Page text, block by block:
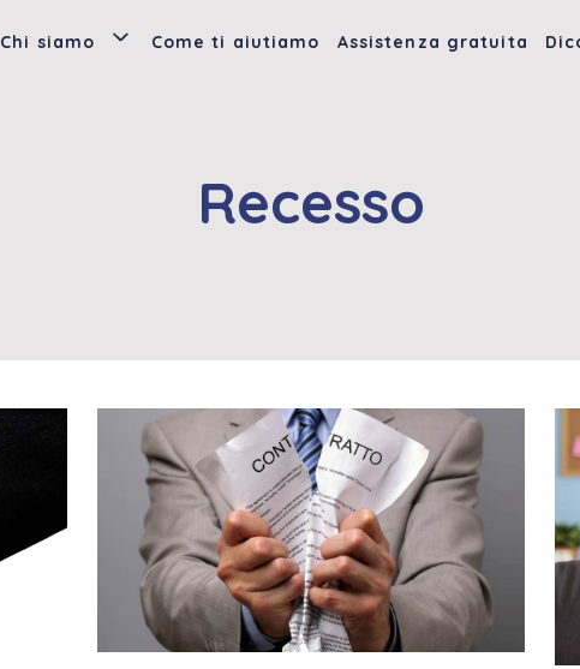
Chi siamo Come ti aiutiamo Assistenza gratuita
Recesso